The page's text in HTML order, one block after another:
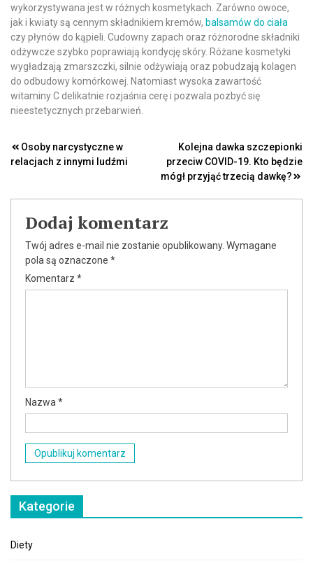
wykorzystywana jest w różnych kosmetykach. Zarówno owoce,
jak i kwiaty są cennym składnikiem kremów, balsamów do ciała
czy płynów do kąpieli. Cudowny zapach oraz różnorodne składniki
odżywcze szybko poprawiają kondycję skóry. Różane kosmetyki
wygładzają zmarszczki, silnie odżywiają oraz pobudzają kolagen
do odbudowy komórkowej. Natomiast wysoka zawartość
witaminy C delikatnie rozjaśnia cerę i pozwala pozbyć się
nieestetycznych przebarwień.
Nawigacja
wpisu
Osoby narcystyczne w
relacjach z innymi ludźmi
Kolejna dawka szczepionki
przeciw COVID-19. Kto będzie
mógł przyjąć trzecią dawkę?
Dodaj komentarz
Twój adres e-mail nie zostanie opublikowany. Wymagane
pola są oznaczone *
Komentarz *
Nazwa *
Kategorie
Diety